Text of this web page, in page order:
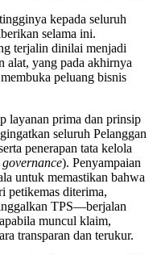
kepada seluruh
selama ini.
terjalin dinilai menjadi
alat, yang pada akhirnya
peluang bisnis
layanan prima dan prinsip
seluruh Pelanggan
penerapan tata kelola
). Penyampaian
untuk memastikan bahwa
petikemas diterima,
TPS—berjalan
muncul klaim,
transparan dan terukur.